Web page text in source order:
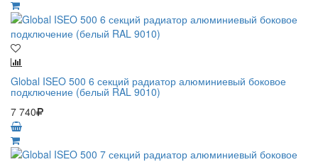
Global ISEO 500 6 секций радиатор алюминиевый боковое
подключение (белый RAL 9010)
7 740